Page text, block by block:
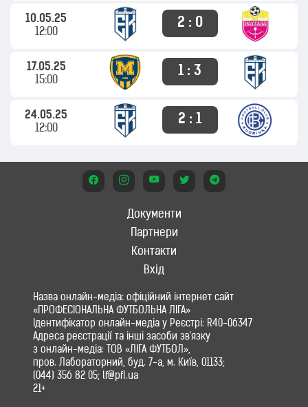
10.05.25
12:00
2 : 0
17.05.25
15:00
1 : 3
24.05.25
12:00
2 : 1
Документи
Партнери
Контакти
Вхід
Назва онлайн-медіа: офіційний інтернет сайт
«ПРОФЕСІОНАЛЬНА ФУТБОЛЬНА ЛІГА»
Ідентифікатор онлайн-медіа у Реєстрі: R40-06347
Адреса реєстрації та інші засоби зв'язку
з онлайн-медіа: ТОВ «ЛІГА ФУТБОЛ»,
пров. Лабораторний, буд. 7-а, м. Київ, 01133;
(044) 356 82 05; lf@pfl.ua
21+